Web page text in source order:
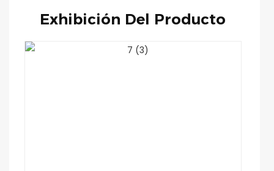
Exhibición Del Producto